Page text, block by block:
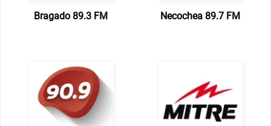
Bragado 89.3 FM Necochea 89.7 FM